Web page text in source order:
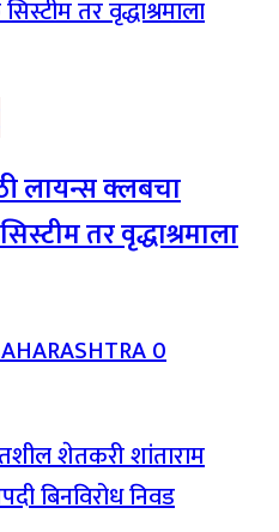
लायन्स क्लबचा
तर वृद्धाश्रमाला
0